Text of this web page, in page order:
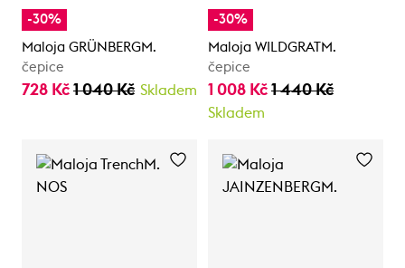
-30%
Maloja GRÜNBERGM.
čepice
728 Kč 1 040 Kč Skladem
-30%
Maloja WILDGRATM.
čepice
1 008 Kč 1 440 Kč
Skladem